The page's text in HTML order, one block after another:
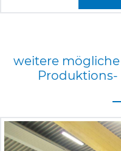
weitere mögliche
Produktions-